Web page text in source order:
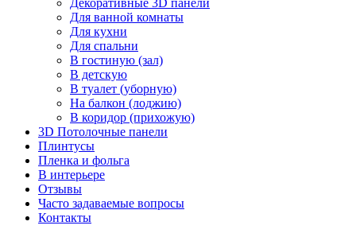
Декоративные 3D панели
Для ванной комнаты
Для кухни
Для спальни
В гостиную (зал)
В детскую
В туалет (уборную)
На балкон (лоджию)
В коридор (прихожую)
3D Потолочные панели
Плинтусы
Пленка и фольга
В интерьере
Отзывы
Часто задаваемые вопросы
Контакты